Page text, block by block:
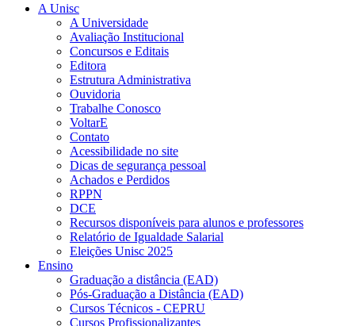
A Unisc
A Universidade
Avaliação Institucional
Concursos e Editais
Editora
Estrutura Administrativa
Ouvidoria
Trabalhe Conosco
VoltarE
Contato
Acessibilidade no site
Dicas de segurança pessoal
Achados e Perdidos
RPPN
DCE
Recursos disponíveis para alunos e professores
Relatório de Igualdade Salarial
Eleições Unisc 2025
Ensino
Graduação a distância (EAD)
Pós-Graduação a Distância (EAD)
Cursos Técnicos - CEPRU
Cursos Profissionalizantes